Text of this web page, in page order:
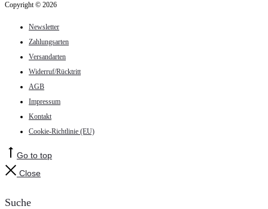
Copyright © 2026
Newsletter
Zahlungsarten
Versandarten
Widerruf/Rücktritt
AGB
Impressum
Kontakt
Cookie-Richtlinie (EU)
Go to top
Close
Suche